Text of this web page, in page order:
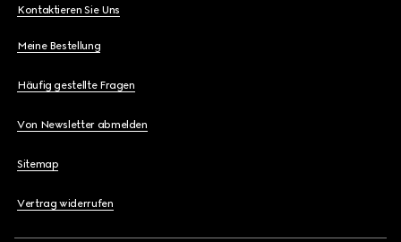
Kontaktieren Sie Uns
Meine Bestellung
Häufig gestellte Fragen
Von Newsletter abmelden
Sitemap
Vertrag widerrufen